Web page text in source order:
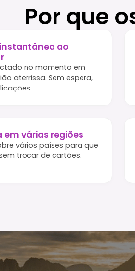
Por que
ao
no momento em
aterrissa. Sem espera,
em várias regiões
vários países para que
trocar de cartões.